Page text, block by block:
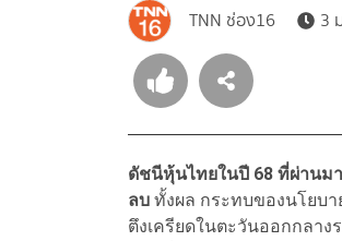
TNN ช่อง16 3
ดัชนีหุ้นไทยในปี 68 ที่ผ่านม
ลบ ทั้งผล กระทบของนโยบ
ตึงเครียดในตะวันออกกลาง